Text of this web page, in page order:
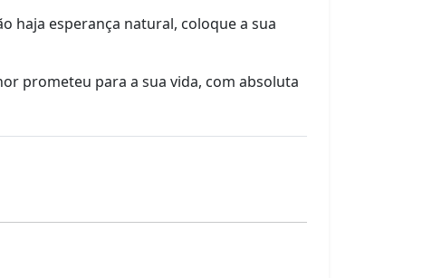
haja esperança natural, coloque a sua
prometeu para a sua vida, com absoluta